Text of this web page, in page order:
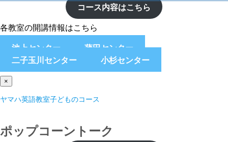
コース内容はこちら
各教室の開講情報はこちら
池上センター
蒲田センター
二子玉川センター
小杉センター
×
ヤマハ英語教室子どものコース
ポップコーントーク